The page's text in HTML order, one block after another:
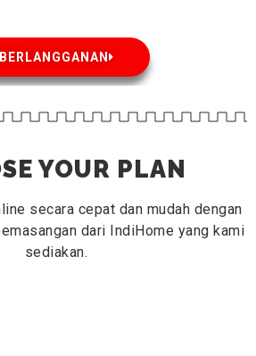
BERLANGGANAN
YOUR PLAN
secara cepat dan mudah dengan
dari IndiHome yang kami
sediakan.